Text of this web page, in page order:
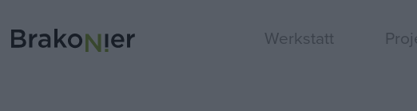
Werkstatt